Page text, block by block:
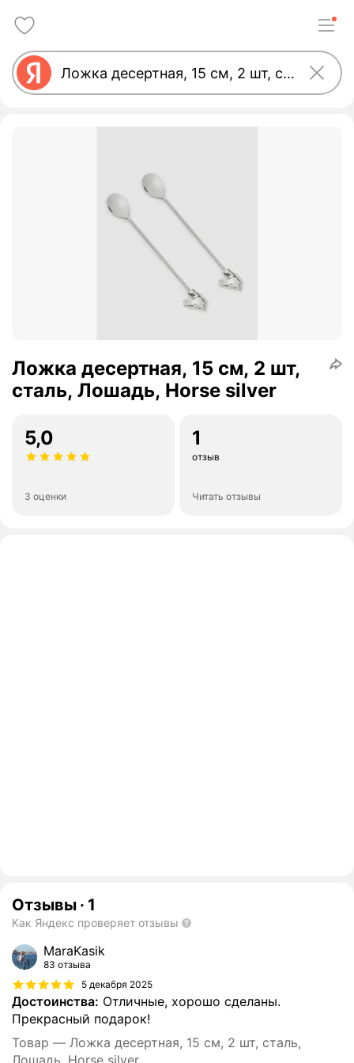
Ложка десертная, 15 см, 2 шт,
сталь, Лошадь, Horse silver
5,0
3 оценки
1
отзыв
Читать отзывы
Отзывы · 1
Как Яндекс проверяет отзывы
MaraKasik
83 отзыва
5 декабря 2025
Достоинства: Отличные, хорошо сделаны.
Прекрасный подарок!
Товар — Ложка десертная, 15 см, 2 шт, сталь,